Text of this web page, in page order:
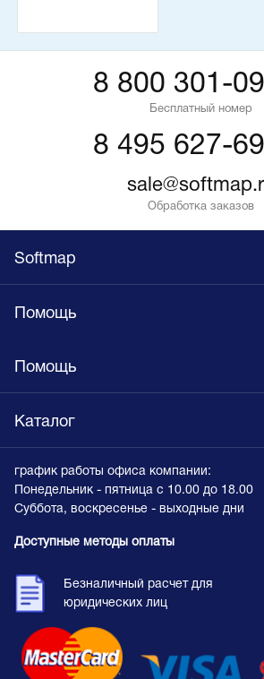
8 800 301-
Бесплатный номер
8 495 627-
Обработка заказов
Softmap
Помощь
Помощь
Каталог
график работы офиса компании:
Понедельник - пятница с 10.00 до 18.00
Суббота, воскресенье - выходные дни
Доступные методы оплаты
Безналичный расчет для
юридических лиц